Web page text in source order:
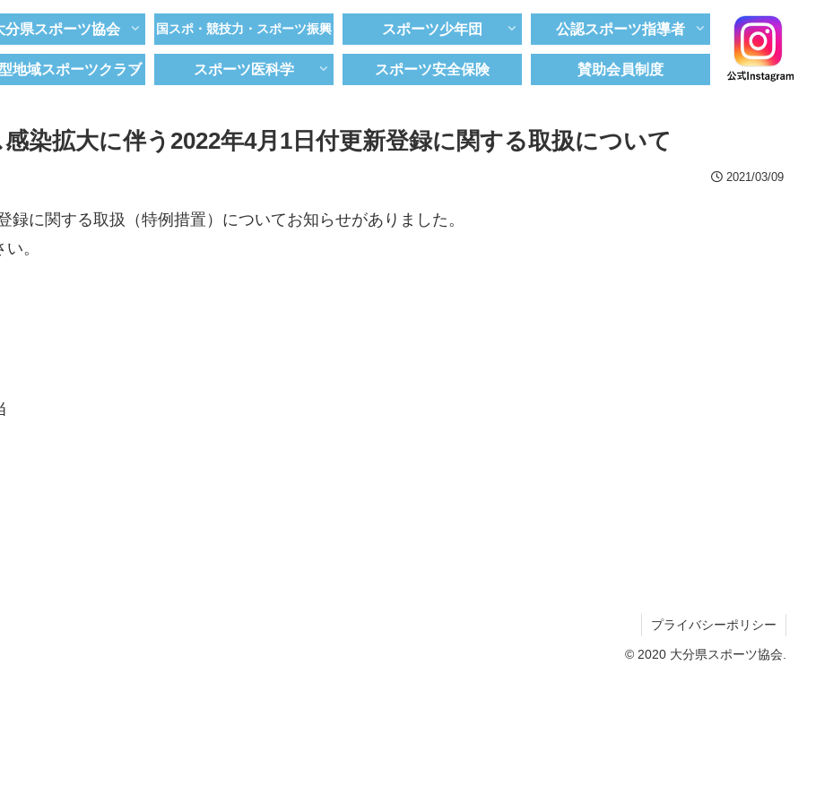
分県スポーツ協会 国スポ・競技力・スポーツ振興 スポーツ少年団 公認スポーツ指導者
地域スポーツクラブ スポーツ医科学 スポーツ安全保険 賛助会員制度
染拡大に伴う2022年4月1日付更新登録に関する取扱について
2021/03/09
に関する取扱（特例措置）についてお知らせがありました。
。
プライバシーポリシー
© 2020 大分県スポーツ協会.